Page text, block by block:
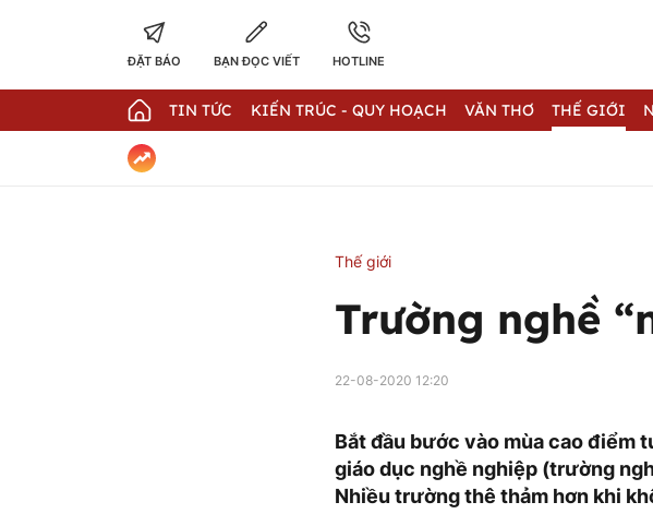
ĐẶT BÁO BẠN ĐỌC VIẾT HOTLINE
TIN TỨC KIẾN TRÚC - QUY HOẠCH VĂN THƠ THẾ GIỚI
Thế giới
Trường nghề
22-08-2020 12:20
Bắt đầu bước vào mùa cao điểm
giáo dục nghề nghiệp (trường
Nhiều trường thê thảm hơn khi